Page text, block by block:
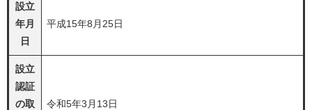
設立
年月
日
平成15年8月25日
設立
認証
の取
令和5年3月13日